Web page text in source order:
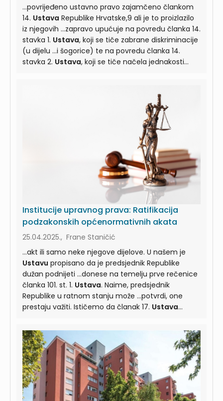
...povrijeđeno ustavno pravo zajamčeno člankom
14. Ustava Republike Hrvatske,9 ali je to proizlazilo
iz njegovih ...zapravo upućuje na povredu članka 14.
stavka 1. Ustava, koji se tiče zabrane diskriminacije
(u dijelu ...i šogorice) te na povredu članka 14.
stavka 2. Ustava, koji se tiče načela jednakosti
Institucije upravnog prava: Ratifikacija
podzakonskih općenormativnih akata
25.04.2025., Frane Staničić
...akt ili samo neke njegove dijelove. U našem je
Ustavu propisano da je predsjednik Republike
dužan podnijeti ...donese na temelju prve rečenice
članka 101. st. 1. Ustava. Naime, predsjednik
Republike u ratnom stanju može ...potvrdi, one
prestaju važiti. Ističemo da članak 17. Ustava
Hrvatski ...uredbom ograniči pojedine slobode i
prava zajamčene
Ustavom
(uredbe s ustavnom
snagom). Međutim, za takve ...uredbi sa
zakonskom snagom Vlade Republike Hrvatske,
Ustav ne propisuje obvezu njihove potvrde u
Hrvatskom ...